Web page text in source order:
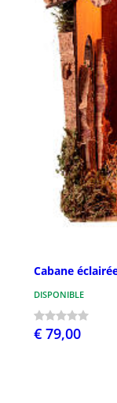
Cabane
DISPONIBLE
€ 79,00